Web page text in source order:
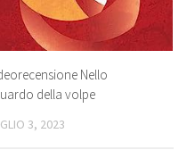
Nello
della volpe
3, 2023